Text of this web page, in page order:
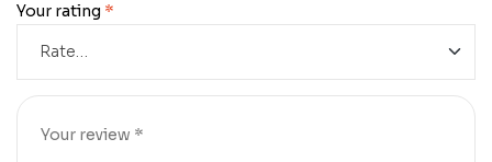
Your rating *